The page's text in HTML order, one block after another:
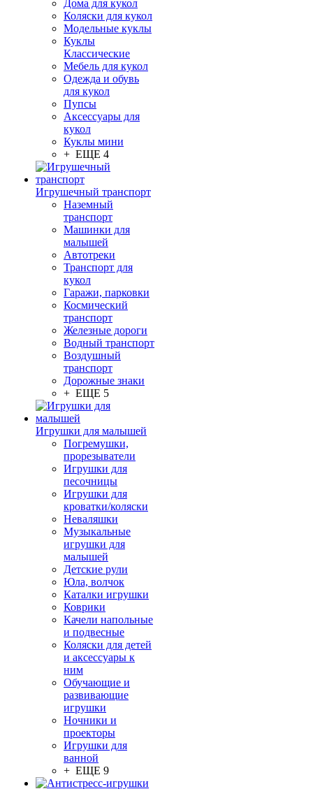
Дома для кукол
Коляски для кукол
Модельные куклы
Куклы
Классические
Мебель для кукол
Одежда и обувь
для кукол
Пупсы
Аксессуары для
кукол
Куклы мини
+ ЕЩЕ 4
Игрушечный транспорт
Наземный
транспорт
Машинки для
малышей
Автотреки
Транспорт для
кукол
Гаражи, парковки
Космический
транспорт
Железные дороги
Водный транспорт
Воздушный
транспорт
Дорожные знаки
+ ЕЩЕ 5
Игрушки для малышей
Погремушки,
прорезыватели
Игрушки для
песочницы
Игрушки для
кроватки/коляски
Неваляшки
Музыкальные
игрушки для
малышей
Детские рули
Юла, волчок
Каталки игрушки
Коврики
Качели напольные
и подвесные
Коляски для детей
и аксессуары к
ним
Обучающие и
развивающие
игрушки
Ночники и
проекторы
Игрушки для
ванной
+ ЕЩЕ 9